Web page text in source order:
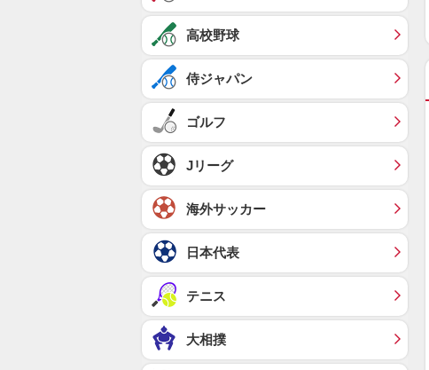
高校野球
侍ジャパン
ゴルフ
Jリーグ
海外サッカー
日本代表
テニス
大相撲